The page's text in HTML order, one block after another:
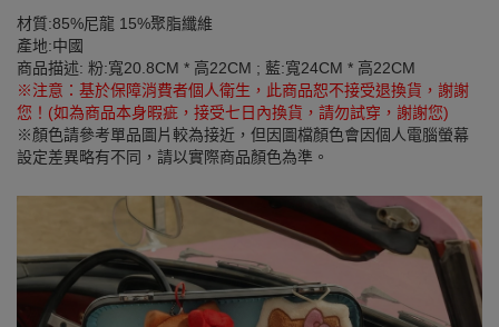
SEE MORE
材質:85%尼龍 15%聚脂纖維
產地:中國
商品描述: 粉:寬20.8CM * 高22CM ; 藍:寬24CM * 高22CM
※注意：基於保障消費者個人衛生，此商品恕不接受退換貨，謝謝
您！(如為商品本身暇疵，接受七日內換貨，請勿試穿，謝謝您)
※顏色請參考單品圖片較為接近，但因圖檔顏色會因個人電腦螢幕
設定差異略有不同，請以實際商品顏色為準。